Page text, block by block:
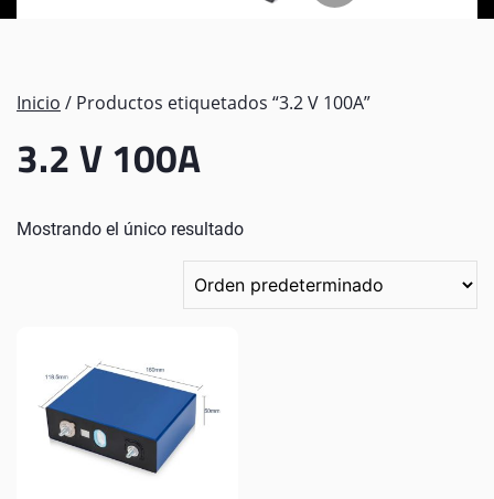
Inicio / Productos etiquetados “3.2 V 100A”
3.2 V 100A
Mostrando el único resultado